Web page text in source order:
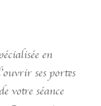
en
ses portes
votre séance